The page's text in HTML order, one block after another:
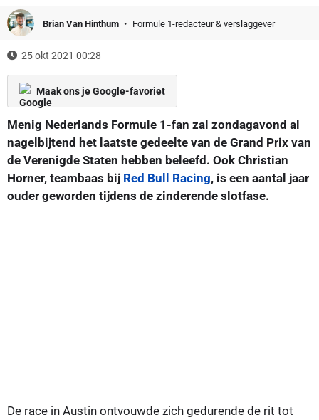
Brian Van Hinthum Formule 1-redacteur & verslaggever
25 okt 2021 00:28
Maak ons je Google-favoriet
Menig Nederlands Formule 1-fan zal zondagavond al
nagelbijtend het laatste gedeelte van de Grand Prix van
de Verenigde Staten hebben beleefd. Ook Christian
Horner, teambaas bij Red Bull Racing, is een aantal jaar
ouder geworden tijdens de zinderende slotfase.
De race in Austin ontvouwde zich gedurende de rit tot